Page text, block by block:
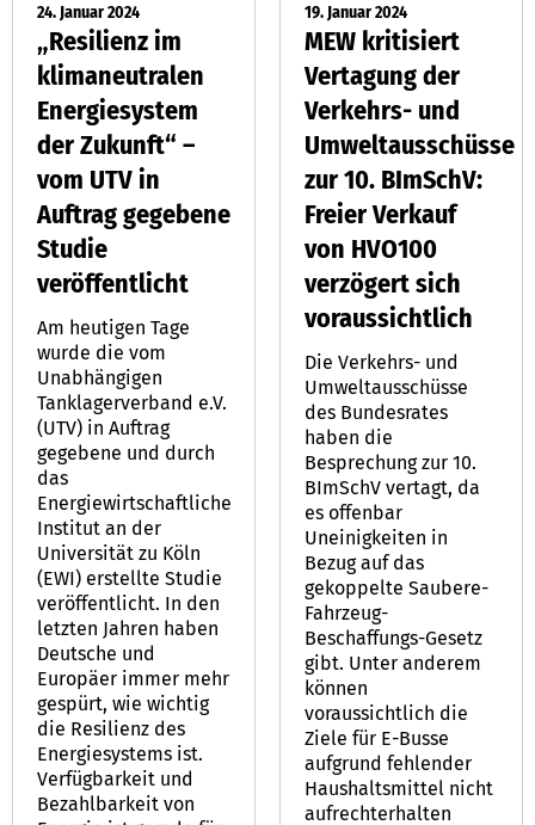
24. Januar 2024
„Resilienz im
klimaneutralen
Energiesystem
der Zukunft“ –
vom UTV in
Auftrag gegebene
Studie
veröffentlicht
Am heutigen Tage
wurde die vom
Unabhängigen
Tanklagerverband e.V.
(UTV) in Auftrag
gegebene und durch
das
Energiewirtschaftliche
Institut an der
Universität zu Köln
(EWI) erstellte Studie
veröffentlicht. In den
letzten Jahren haben
Deutsche und
Europäer immer mehr
gespürt, wie wichtig
die Resilienz des
Energiesystems ist.
Verfügbarkeit und
Bezahlbarkeit von
19. Januar 2024
MEW kritisiert
Vertagung der
Verkehrs- und
Umweltausschüsse
zur 10. BImSchV:
Freier Verkauf
von HVO100
verzögert sich
voraussichtlich
Die Verkehrs- und
Umweltausschüsse
des Bundesrates
haben die
Besprechung zur 10.
BImSchV vertagt, da
es offenbar
Uneinigkeiten in
Bezug auf das
gekoppelte Saubere-
Fahrzeug-
Beschaffungs-Gesetz
gibt. Unter anderem
können
voraussichtlich die
Ziele für E-Busse
aufgrund fehlender
Haushaltsmittel nicht
aufrechterhalten